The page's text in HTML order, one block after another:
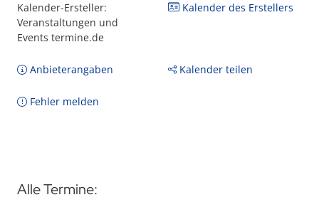
Kalender-Ersteller:
Veranstaltungen und
Events termine.de
Kalender des Erstellers
Anbieterangaben Kalender teilen
Fehler melden
Alle Termine: